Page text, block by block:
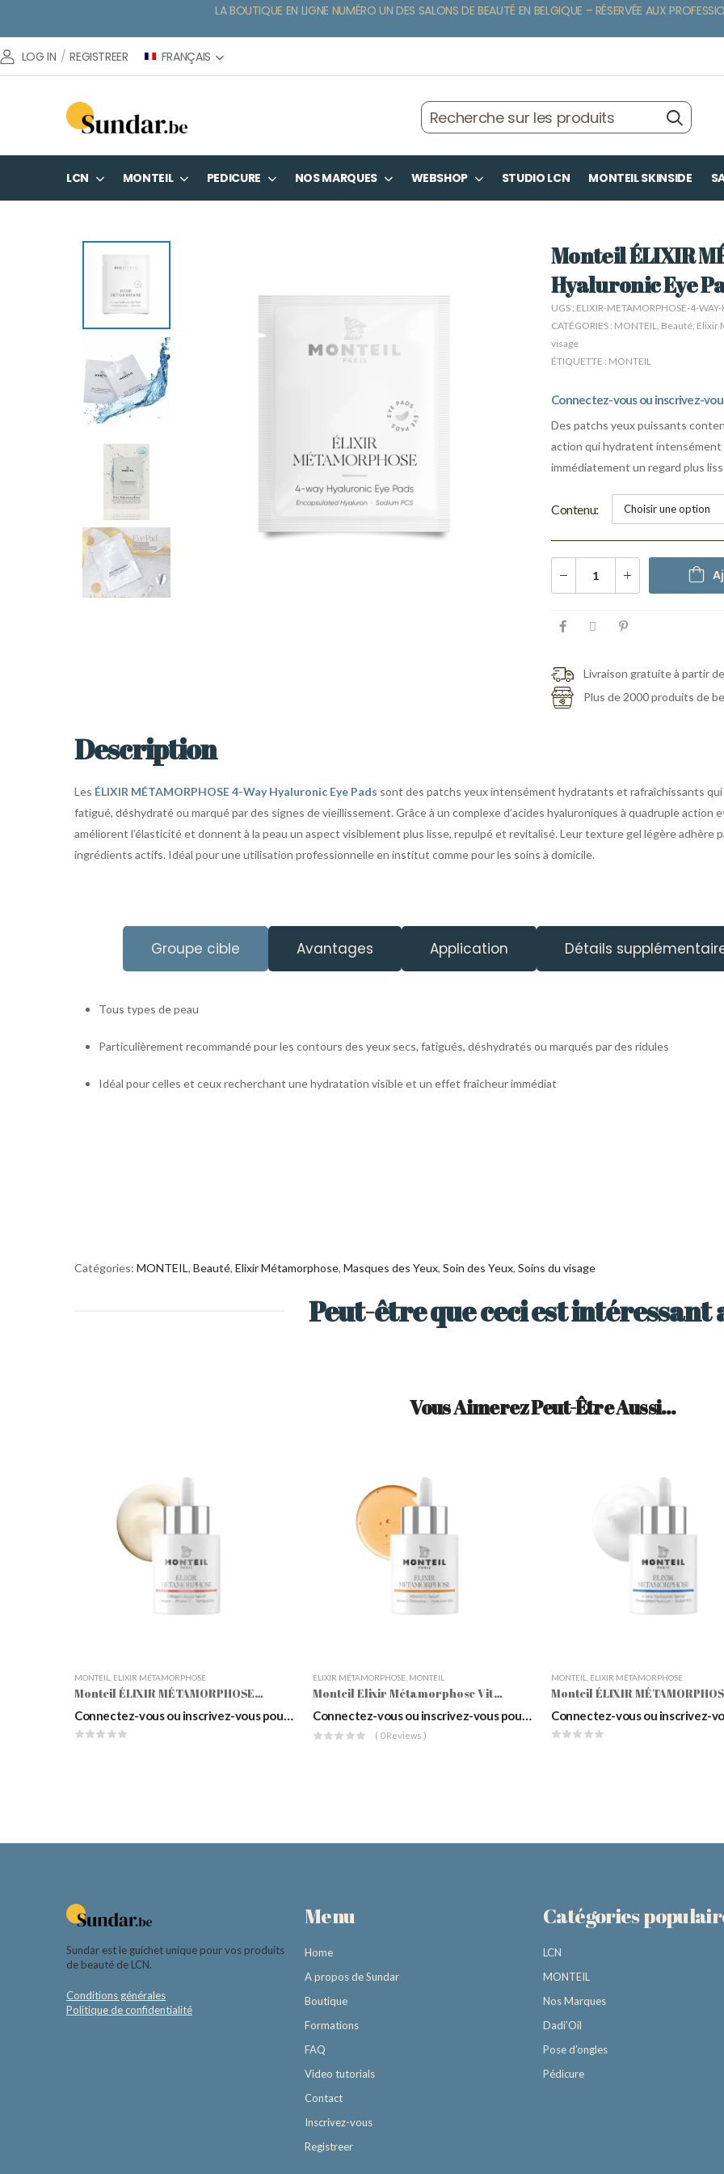
LA BOUTIQUE EN LIGNE NUMÉRO UN DES SALONS DE BEAUTÉ EN BELGIQUE – RÉSERVÉE AUX
LOG IN / REGISTREER FRANÇAIS
LCN MONTEIL PEDICURE NOS MARQUES WEBSHOP STUDIO LCN MONTEIL SKINSIDE
Monteil ÉLIXIR
Hyaluronic Eye
UGS : ELIXIR-METAMORPHOSE-4-
CATÉGORIES : MONTEIL, Beauté, Elixir
visage
ÉTIQUETTE : MONTEIL
Connectez-vous ou inscrivez-
Des patchs yeux puissants
action qui hydratent
immédiatement un regard plus
Contenu
Livraison gratuite à partir
Plus de 2000 produits de
Description
Les ÉLIXIR MÉTAMORPHOSE 4-Way Hyaluronic Eye Pads sont des patchs yeux intensément hydratants et rafraîchissants
fatigué, déshydraté ou marqué par des signes de vieillissement. Grâce à un complexe d’acides hyaluroniques à quadruple action
améliorent l’élasticité et donnent à la peau un aspect visiblement plus lisse, repulpé et revitalisé. Leur texture gel légère adhère
ingrédients actifs. Idéal pour une utilisation professionnelle en institut comme pour les soins à domicile.
Groupe cible Avantages Application Détails
Tous types de peau
Particulièrement recommandé pour les contours des yeux secs, fatigués, déshydratés ou marqués par des ridules
Idéal pour celles et ceux recherchant une hydratation visible et un effet fraîcheur immédiat
Catégories: MONTEIL, Beauté, Elixir Métamorphose, Masques des Yeux, Soin des Yeux, Soins du visage
Peut-être que ceci est intéressant
Vous Aimerez Peut-Être Aussi…
MONTEIL ELIXIR MÉTAMORPHOSE
Monteil ÉLIXIR MÉTAMORPHOSE Collagen Boost Serum, 30ml
Connectez-vous ou inscrivez-vous pour voir les prix
ELIXIR MÉTAMORPHOSE MONTEIL
Monteil Elixir Métamorphose Vitamin C Serum
Connectez-vous ou inscrivez-vous pour voir les prix
( 0 Reviews )
MONTEIL ELIXIR MÉTAMORPHOSE
Sundar est le guichet unique pour vos produits
de beauté de LCN.
Conditions générales
Politique de confidentialité
Menu
Home
A propos de Sundar
Boutique
Formations
FAQ
Video tutorials
Contact
Inscrivez-vous
Registreer
Catégories
LCN
MONTEIL
Nos Marques
Dadi’Oil
Pose d’ongles
Pédicure